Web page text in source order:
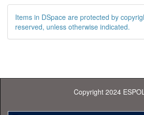
Items in DSpace are protected by
reserved, unless otherwise indicated.
Copyright 2024